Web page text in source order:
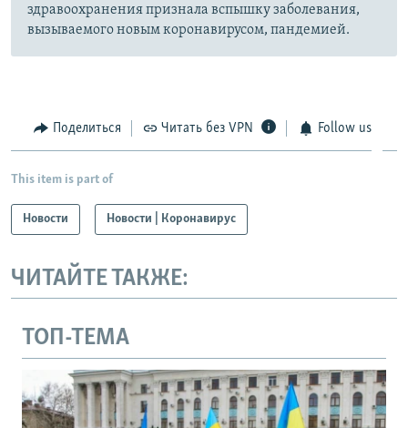
здравоохранения признала вспышку заболевания,
вызываемого новым коронавирусом, пандемией.
Поделиться Читать без VPN Follow us
This item is part of
Новости Новости | Коронавирус
ЧИТАЙТЕ ТАКЖЕ:
ТОП-ТЕМА